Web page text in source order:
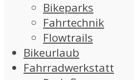
Bikeparks
Fahrtechnik
Flowtrails
Bikeurlaub
Fahrradwerkstatt